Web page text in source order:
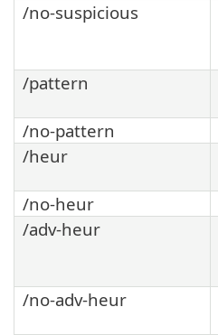
/no-suspicious
/pattern
/no-pattern
/heur
/no-heur
/adv-heur
/no-adv-heur